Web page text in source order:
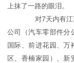
上抹了一路的眼泪。
对7天内有江苏省
公司（汽车零部件分
国际、前进花园、万
区、香楠家园）、新